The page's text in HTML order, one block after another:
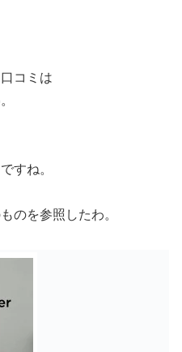
コミは
すね。
のを参照したわ。